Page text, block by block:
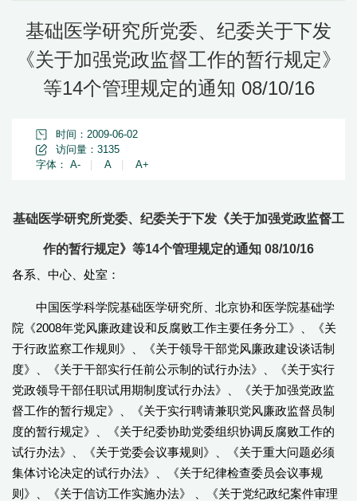
基础医学研究所党委、纪委关于下发
《关于加强党政监督工作的暂行规定》
等14个管理规定的通知 08/10/16
时间：2009-06-02
访问量： 3135
字体： A- A A+
基础医学研究所党委、纪委关于下发《关于加强党政监督工
作的暂行规定》等14个管理规定的通知 08/10/16
各系、中心、处室：
中国医学科学院基础医学研究所、北京协和医学院基础学
院《2008年党风廉政建设和反腐败工作主要任务分工》、《关
于行政监察工作规则》、《关于领导干部党风廉政建设谈话制
度》、《关于干部实行任前公示制的试行办法》、《关于实行
党政领导干部任职试用期制度试行办法》、《关于加强党政监
督工作的暂行规定》、《关于实行聘请兼职党风廉政监督员制
度的暂行规定》、《关于纪委协助党委组织协调反腐败工作的
试行办法》、《关于党委会议事规则》、《关于重大问题必须
集体讨论决定的试行办法》、《关于纪律检查委员会议事规
则》、《关于信访工作实施办法》 、《关于党纪政纪案件审理